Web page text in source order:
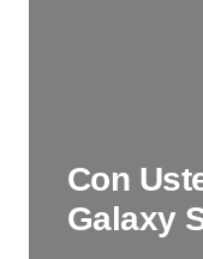
Con
Galaxy